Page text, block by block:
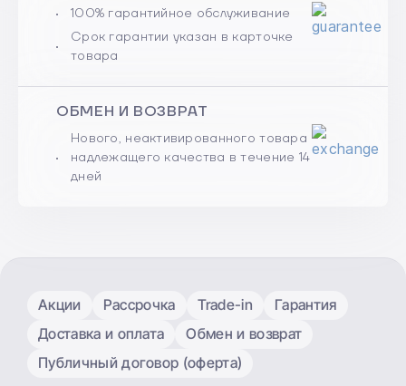
100% гарантийное обслуживание
Срок гарантии указан в карточке
товара
ОБМЕН И ВОЗВРАТ
Нового, неактивированного товара
надлежащего качества в течение 14
дней
Акции Рассрочка Trade-in
Гарантия
Доставка и оплата
Обмен и возврат
Публичный договор (оферта)